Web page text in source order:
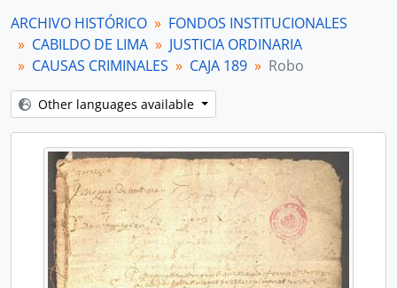
[File] Robo
[File] Robo
[File] Robo
[File] Cantidad de pesos
[File] Homicidio
[File] Injurias
[File] Injurias
[File] Robo
[File] Robo
[File] Robo
[File] Venta ilícita
[File] Robo
ARCHIVO HISTÓRICO
FONDOS INSTITUCIONALES
CABILDO DE LIMA
JUSTICIA ORDINARIA
CAUSAS CRIMINALES
CAJA 189 Robo
Other languages available